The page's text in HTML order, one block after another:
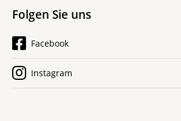
Folgen Sie uns
Facebook
Instagram